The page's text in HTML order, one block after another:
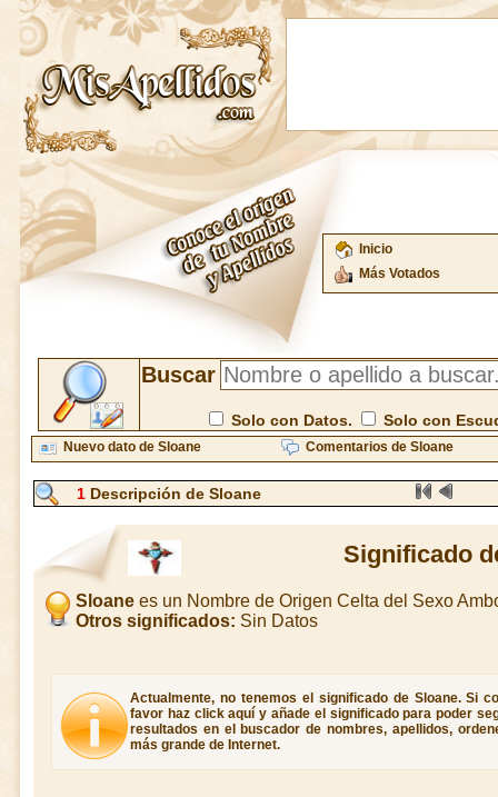
Inicio
Más Votados
Buscar
Solo con Datos. Solo con
Nuevo dato de Sloane Comentarios de Sloane
1Descripción de Sloane
Significado
Sloane es un Nombre de Origen Celta del Sexo
Otros significados: Sin Datos
Actualmente, no tenemos el significado de Sloane. Si
favor haz click aquí y añade el significado para poder
resultados en el buscador de nombres, apellidos,
más grande de Internet.